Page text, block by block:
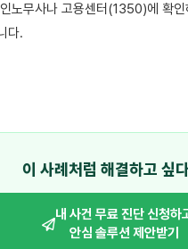
노무사나 고용센터(1350)에 확인
다.
이 사례처럼 해결하고 싶
내 사건 무료 진단 신청하
안심 솔루션 제안받기